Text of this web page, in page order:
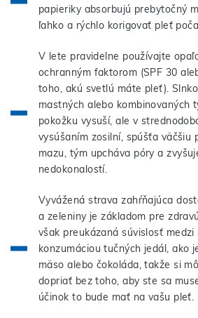
papieriky absorbujú prebytočný
ľahko a rýchlo korigovať pleť
V lete pravidelne používajte
ochranným faktorom (SPF 30
toho, akú svetlú máte pleť).
mastných alebo kombinovaných
pokožku vysuší, ale v
vysúšaním zosilní, spúšťa väčšiu
mazu, tým upcháva póry a
nedokonalostí.
Vyvážená strava zahŕňajúca
a zeleniny je základom pre
však preukázaná súvislosť
konzumáciou tučných jedál, ako
mäso alebo čokoláda, takže si
dopriať bez toho, aby ste sa
účinok to bude mať na vašu pleť.